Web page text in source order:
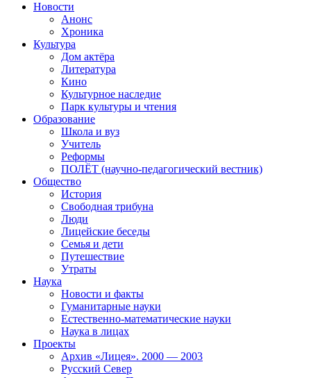
Новости
Анонс
Хроника
Культура
Дом актёра
Литература
Кино
Культурное наследие
Парк культуры и чтения
Образование
Школа и вуз
Учитель
Реформы
ПОЛЁТ (научно-педагогический вестник)
Общество
История
Свободная трибуна
Люди
Лицейские беседы
Семья и дети
Путешествие
Утраты
Наука
Новости и факты
Гуманитарные науки
Естественно-математические науки
Наука в лицах
Проекты
Архив «Лицея». 2000 — 2003
Русский Север